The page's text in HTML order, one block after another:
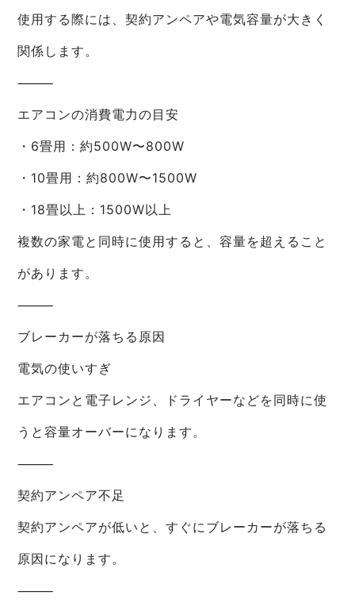
使用する際には、契約アンペアや電気容量が大きく
関係します。
⸻
エアコンの消費電力の目安
・6畳用：約500W〜800W
・10畳用：約800W〜1500W
・18畳以上：1500W以上
複数の家電と同時に使用すると、容量を超えること
があります。
⸻
ブレーカーが落ちる原因
電気の使いすぎ
エアコンと電子レンジ、ドライヤーなどを同時に使
うと容量オーバーになります。
⸻
契約アンペア不足
契約アンペアが低いと、すぐにブレーカーが落ちる
原因になります。
⸻